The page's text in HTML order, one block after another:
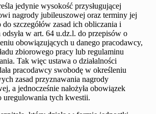
jedynie wysokość przysługującej
nagrody jubileuszowej oraz terminy jej
do szczegółów zasad ich obliczania i
odsyła w art. 64 u.dz.l. do przepisów o
obowiązujących u danego pracodawcy,
zbiorowego pracy lub regulaminu
Tak więc ustawa o działalności
pracodawcy swobodę w określeniu
zasad przyznawania nagrody
a jednocześnie nałożyła obowiązek
uregulowania tych kwestii.